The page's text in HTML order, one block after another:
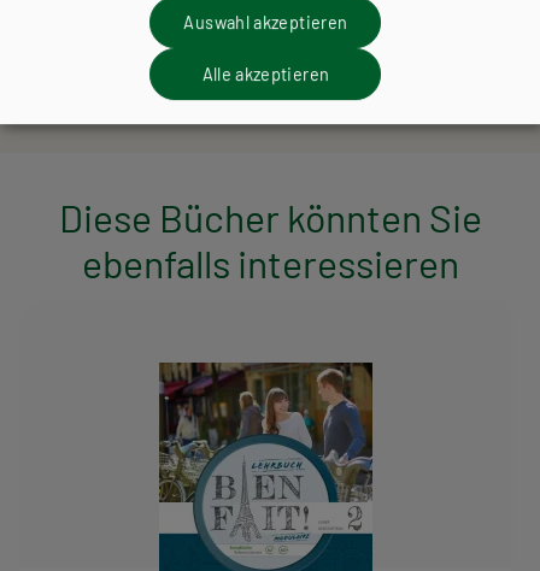
Bien fait! MODULAIRE, Vocabulaire par unité
mit Lautschrift
Diese Bücher könnten Sie
ebenfalls interessieren
Auswahl akzeptieren
Alle akzeptieren